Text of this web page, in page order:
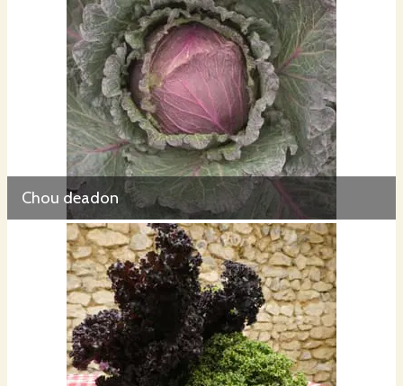
Chou deadon